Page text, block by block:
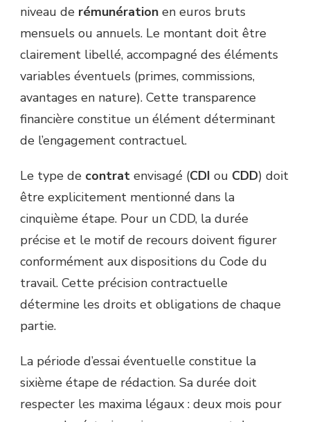
niveau de rémunération en euros bruts
mensuels ou annuels. Le montant doit être
clairement libellé, accompagné des éléments
variables éventuels (primes, commissions,
avantages en nature). Cette transparence
financière constitue un élément déterminant
de l’engagement contractuel.
Le type de contrat envisagé (CDI ou CDD) doit
être explicitement mentionné dans la
cinquième étape. Pour un CDD, la durée
précise et le motif de recours doivent figurer
conformément aux dispositions du Code du
travail. Cette précision contractuelle
détermine les droits et obligations de chaque
partie.
La période d’essai éventuelle constitue la
sixième étape de rédaction. Sa durée doit
respecter les maxima légaux : deux mois pour